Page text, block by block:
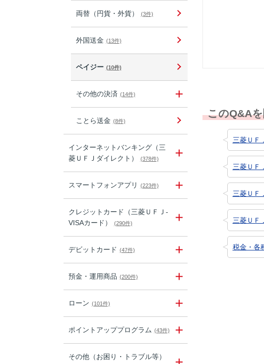
両替（円貨・外貨） (3件)
外国送金 (13件)
ペイジー (10件)
その他の決済 (14件)
ことら送金 (8件)
インターネットバンキング（三
菱ＵＦＪダイレクト）
(378件)
スマートフォンアプリ (223件)
クレジットカード（三菱ＵＦＪ-
VISAカード）
(290件)
デビットカード (47件)
預金・運用商品 (200件)
ローン (101件)
ポイントアッププログラム (43件)
その他（お困り・トラブル等）
このQ&A
三菱ＵＦ
三菱ＵＦ
三菱ＵＦ
三菱ＵＦ
税金・各